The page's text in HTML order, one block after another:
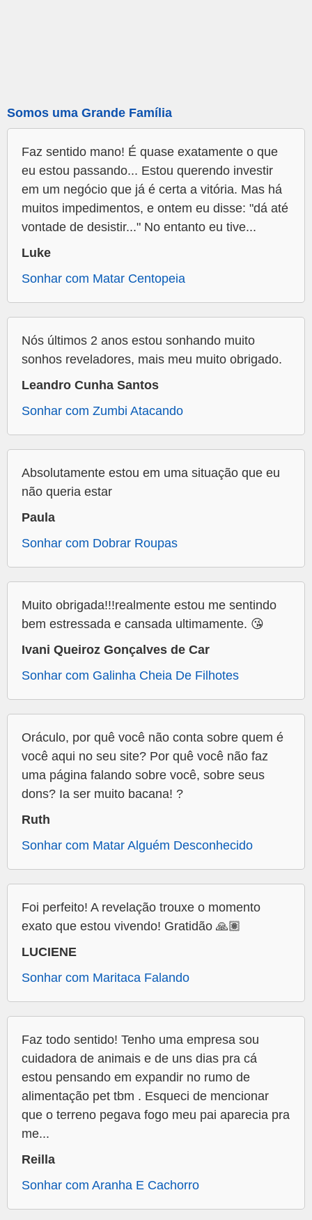
Somos uma Grande Família
Faz sentido mano! É quase exatamente o que
eu estou passando... Estou querendo investir
em um negócio que já é certa a vitória. Mas há
muitos impedimentos, e ontem eu disse: "dá até
vontade de desistir..." No entanto eu tive...
Luke
Sonhar com Matar Centopeia
Nós últimos 2 anos estou sonhando muito
sonhos reveladores, mais meu muito obrigado.
Leandro Cunha Santos
Sonhar com Zumbi Atacando
Absolutamente estou em uma situação que eu
não queria estar
Paula
Sonhar com Dobrar Roupas
Muito obrigada!!!realmente estou me sentindo
bem estressada e cansada ultimamente. 😘
Ivani Queiroz Gonçalves de Car
Sonhar com Galinha Cheia De Filhotes
Oráculo, por quê você não conta sobre quem é
você aqui no seu site? Por quê você não faz
uma página falando sobre você, sobre seus
dons? Ia ser muito bacana! ?
Ruth
Sonhar com Matar Alguém Desconhecido
Foi perfeito! A revelação trouxe o momento
exato que estou vivendo! Gratidão 🙏🏽
LUCIENE
Sonhar com Maritaca Falando
Faz todo sentido! Tenho uma empresa sou
cuidadora de animais e de uns dias pra cá
estou pensando em expandir no rumo de
alimentação pet tbm . Esqueci de mencionar
que o terreno pegava fogo meu pai aparecia pra
me...
Reilla
Sonhar com Aranha E Cachorro